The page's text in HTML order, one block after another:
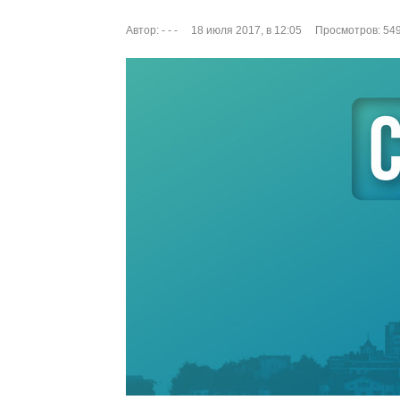
Автор: - - - 18 июля 2017, в 12:05 Просмотров: